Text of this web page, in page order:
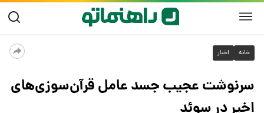
خانه اخبار
سرنوشت عجیب جسد عامل قرآن‌سوزی‌های